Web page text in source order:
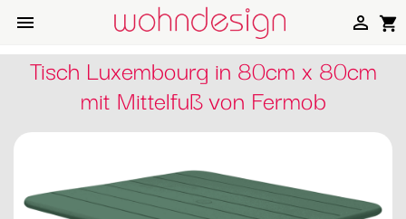
 shopping_cart

Tisch Luxembourg in 80cm x 80cm
mit Mittelfuß von Fermob